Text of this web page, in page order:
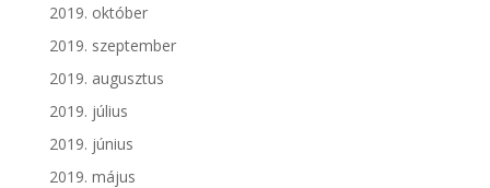
2019. október
2019. szeptember
2019. augusztus
2019. július
2019. június
2019. május